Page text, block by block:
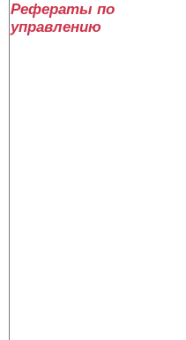
Рефераты по
управлению